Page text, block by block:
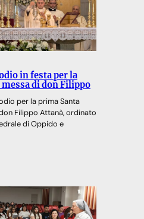
in festa per la
di don Filippo
per la prima Santa
Filippo Attanà, ordinato
di Oppido e